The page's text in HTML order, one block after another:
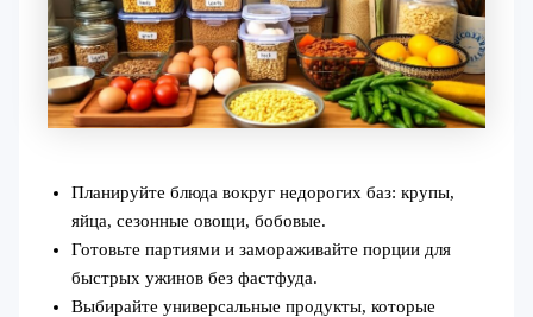
Планируйте блюда вокруг недорогих баз: крупы,
яйца, сезонные овощи, бобовые.
Готовьте партиями и замораживайте порции для
быстрых ужинов без фастфуда.
Выбирайте универсальные продукты, которые